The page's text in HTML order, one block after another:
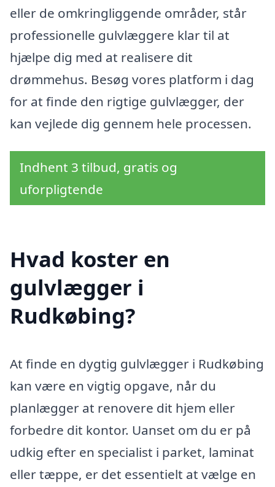
eller de omkringliggende områder, står
professionelle gulvlæggere klar til at
hjælpe dig med at realisere dit
drømmehus. Besøg vores platform i dag
for at finde den rigtige gulvlægger, der
kan vejlede dig gennem hele processen.
Indhent 3 tilbud, gratis og
uforpligtende
Hvad koster en
gulvlægger i
Rudkøbing?
At finde en dygtig gulvlægger i Rudkøbing
kan være en vigtig opgave, når du
planlægger at renovere dit hjem eller
forbedre dit kontor. Uanset om du er på
udkig efter en specialist i parket, laminat
eller tæppe, er det essentielt at vælge en